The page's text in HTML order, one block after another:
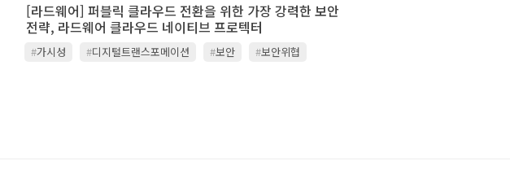
[라드웨어] 퍼블릭 클라우드 전환을 위한 가장 강력한 보안
전략, 라드웨어 클라우드 네이티브 프로텍터
#가시성 #디지털트랜스포메이션 #보안 #보안위협